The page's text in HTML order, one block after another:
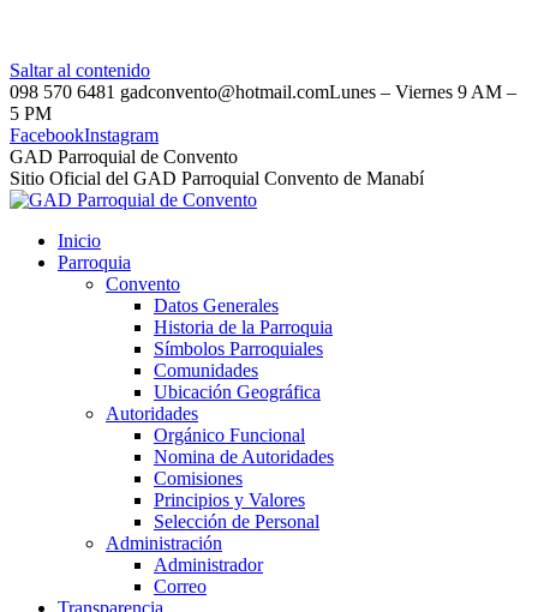
Saltar al contenido
098 570 6481 gadconvento@hotmail.comLunes – Viernes 9 AM –
5 PM
FacebookInstagram
GAD Parroquial de Convento
Sitio Oficial del GAD Parroquial Convento de Manabí
Inicio
Parroquia
Convento
Datos Generales
Historia de la Parroquia
Símbolos Parroquiales
Comunidades
Ubicación Geográfica
Autoridades
Orgánico Funcional
Nomina de Autoridades
Comisiones
Principios y Valores
Selección de Personal
Administración
Administrador
Correo
Transparencia